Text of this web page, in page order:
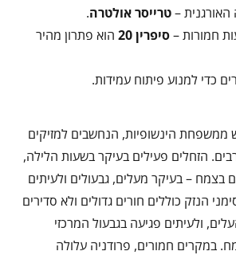
האורגנית –טרייסר אולטרה.
חמורות –סיפרין 20
הוא פתרון מהיר
כדי למנוע פיתוח עמידות.
ממשפחת הינשופיות, הנחשבים למזיקים
הזחלים פעילים בעיקר בשעות הלילה,
בצמח – בעיקר מעלים, גבעולים ולעיתים
הנזק כוללים חורים גדולים ולא סדירים
ולעיתים פגיעה בגבעול המרכזי
במקרים חמורים, פרודניה עלולה